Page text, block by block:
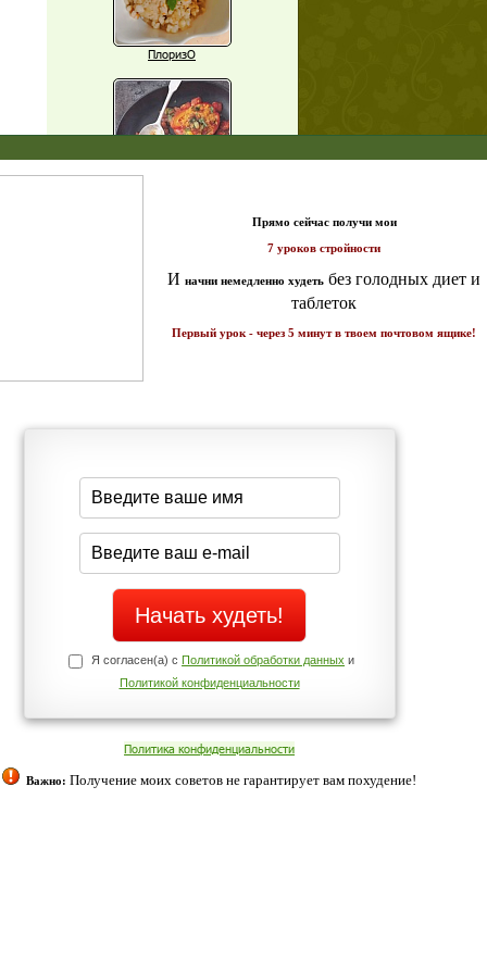
ПлоризО
Еще рецепты
середине дня?
Нет
Телефоны службы поддержки
+7 (909) 421-77-27
cookies. Оставаясь с нами, вы соглашаетесь с нашей
Согласен